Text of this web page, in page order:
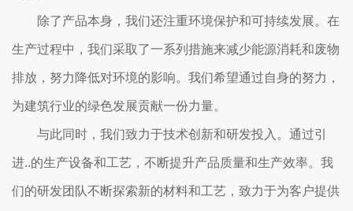
除了产品本身，我们还注重环境保护和可持续发展。在
生产过程中，我们采取了一系列措施来减少能源消耗和废物
排放，努力降低对环境的影响。我们希望通过自身的努力，
为建筑行业的绿色发展贡献一份力量。
与此同时，我们致力于技术创新和研发投入。通过引
进..的生产设备和工艺，不断提升产品质量和生产效率。我
们的研发团队不断探索新的材料和工艺，致力于为客户提供